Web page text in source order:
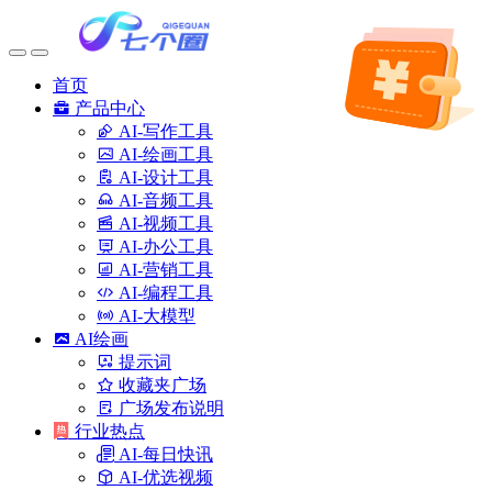
首页
产品中心
AI-写作工具
AI-绘画工具
AI-设计工具
AI-音频工具
AI-视频工具
AI-办公工具
AI-营销工具
AI-编程工具
AI-大模型
AI绘画
提示词
收藏夹广场
广场发布说明
行业热点
AI-每日快讯
AI-优选视频